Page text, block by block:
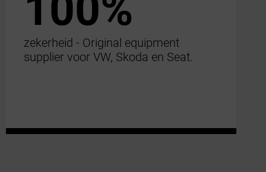
zekerheid - Original equipment
supplier voor VW, Skoda en Seat.